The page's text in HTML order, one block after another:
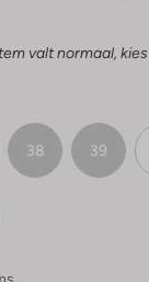
valt normaal,
38 39